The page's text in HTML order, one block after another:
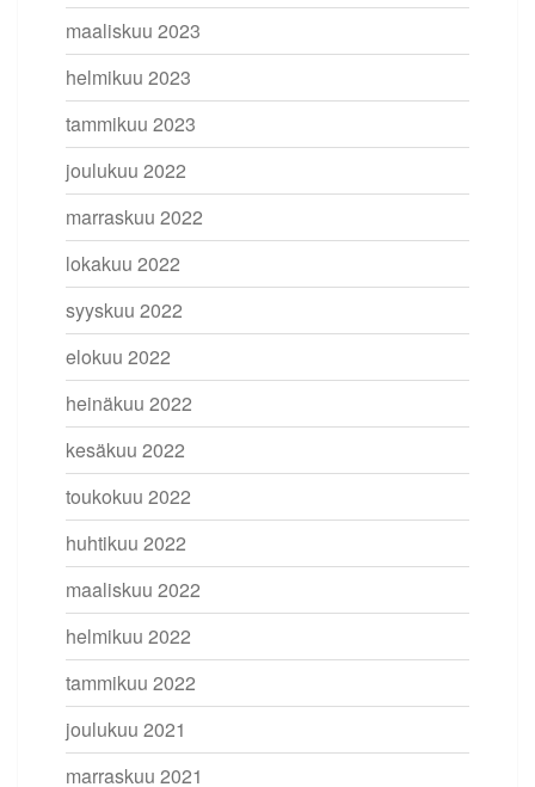
maaliskuu 2023
helmikuu 2023
tammikuu 2023
joulukuu 2022
marraskuu 2022
lokakuu 2022
syyskuu 2022
elokuu 2022
heinäkuu 2022
kesäkuu 2022
toukokuu 2022
huhtikuu 2022
maaliskuu 2022
helmikuu 2022
tammikuu 2022
joulukuu 2021
marraskuu 2021